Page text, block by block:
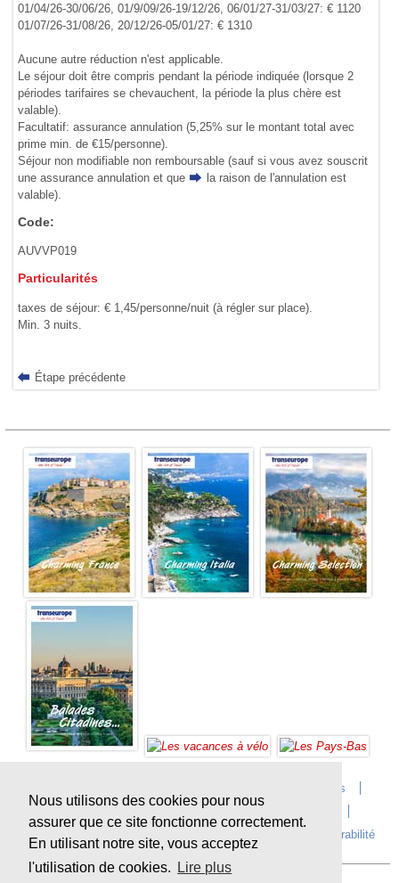
Nous utilisons des cookies pour nous
assurer que ce site fonctionne correctement.
En utilisant notre site, vous acceptez
l'utilisation de cookies.
Lire plus
01/04/26-30/06/26, 01/9/09/26-19/12/26, 06/01/27-31/03/27: € 1120
01/07/26-31/08/26, 20/12/26-05/01/27: € 1310
Aucune autre réduction n'est applicable.
Le séjour doit être compris pendant la période indiquée (lorsque 2
périodes tarifaires se chevauchent, la période la plus chère est
valable).
Facultatif: assurance annulation (5,25% sur le montant total avec
prime min. de €15/personne).
Séjour non modifiable non remboursable (sauf si vous avez souscrit
une assurance annulation et que
la raison de l'annulation est
valable).
Code:
AUVVP019
Particularités
taxes de séjour: € 1,45/personne/nuit (à régler sur place).
Min. 3 nuits.
Étape précédente
Postes vacants
Conditions de voyage
Durabilité